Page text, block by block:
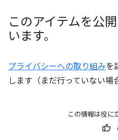
このアイテムを公
います。
プライバシーへの取り組みを
します（まだ行っていない場
この情報は役に